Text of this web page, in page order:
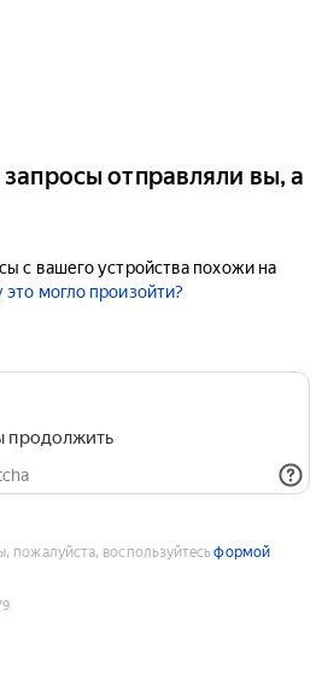
отправляли вы, а
с вашего устройства похожи на
могло произойти?
продолжить
пожалуйста, воспользуйтесьформой